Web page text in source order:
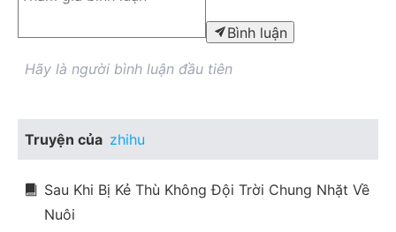
Bình luận
Hãy là người bình luận đầu tiên
Truyện của zhihu
Sau Khi Bị Kẻ Thù Không Đội Trời Chung Nhặt Về
Nuôi